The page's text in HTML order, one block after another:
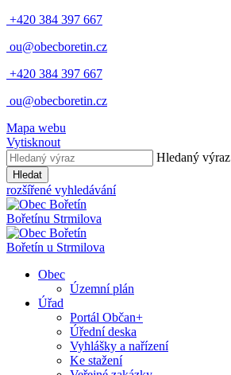
+420 384 397 667
ou@obecboretin.cz
+420 384 397 667
ou@obecboretin.cz
Mapa webu
Vytisknout
Hledaný výraz
Hledat
rozšířené vyhledávání
Bořetínu Strmilova
Bořetín u Strmilova
Obec
Územní plán
Úřad
Portál Občan+
Úřední deska
Vyhlášky a nařízení
Ke stažení